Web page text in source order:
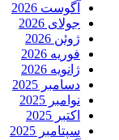
آگوست 2026
جولای 2026
ژوئن 2026
فوریه 2026
ژانویه 2026
دسامبر 2025
نوامبر 2025
اکتبر 2025
سپتامبر 2025